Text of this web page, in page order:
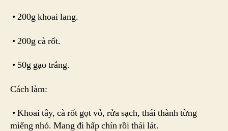
• 200g khoai lang.
• 200g cà rốt.
• 50g gạo trắng.
Cách làm:
• Khoai tây, cà rốt gọt vỏ, rửa sạch, thái thành từng
miếng nhỏ. Mang đi hấp chín rồi thái lát.